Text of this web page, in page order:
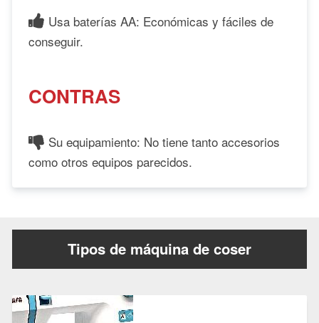
Usa baterías AA: Económicas y fáciles de
conseguir.
CONTRAS
Su equipamiento: No tiene tanto accesorios
como otros equipos parecidos.
Tipos de máquina de coser